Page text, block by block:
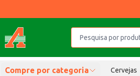
Compre por categoria Cervejas